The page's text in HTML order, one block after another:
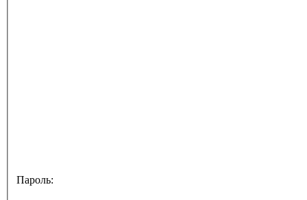
Пароль: